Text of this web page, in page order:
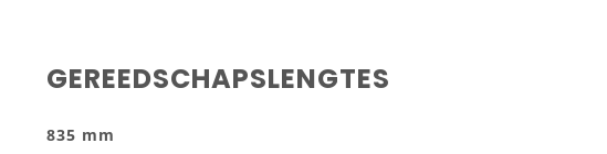
GEREEDSCHAPSLENGTES
835 mm